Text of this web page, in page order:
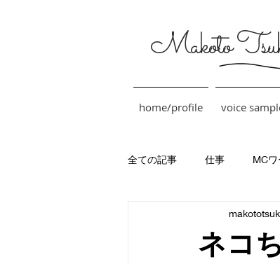
Makoto
home/profile voice
全ての記事 仕事 MC
ネコ